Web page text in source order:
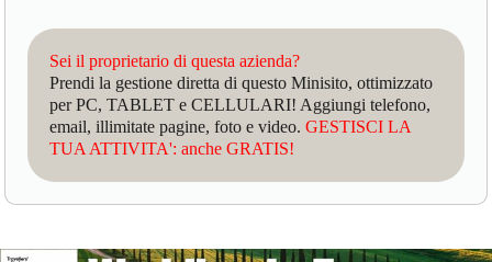
Sei il proprietario di questa azienda?
Prendi la gestione diretta di questo Minisito, ottimizzato
per PC, TABLET e CELLULARI! Aggiungi telefono,
email, illimitate pagine, foto e video.GESTISCI LA
TUA ATTIVITA': anche GRATIS!